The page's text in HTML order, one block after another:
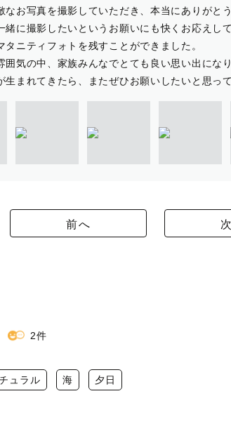
なお写真を撮影していただき、本当にありがと
緒に撮影したいというお願いにも快くお応えし
タニティフォトを残すことができました。
囲気の中、家族みんなでとても良い思い出になり
生まれてきたら、またぜひお願いしたいと思って
前へ
2件
ュラル 海 夕日